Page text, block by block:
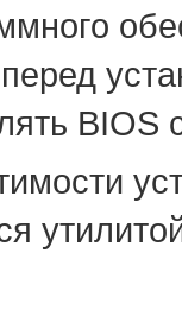
BIOS